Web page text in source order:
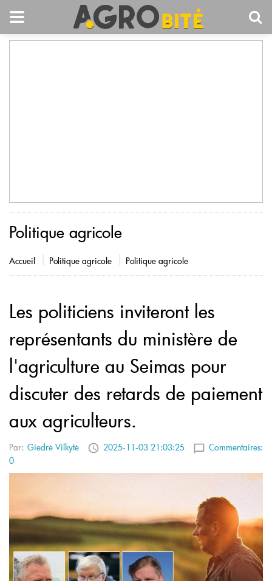
Politique agricole
Accueil Politique agricole Politique agricole
Les politiciens inviteront les
représentants du ministère de
l'agriculture au Seimas pour
discuter des retards de paiement
aux agriculteurs.
Par: Giedrė Vilkytė 2025-11-03 21:03:25
Commentaires:
0